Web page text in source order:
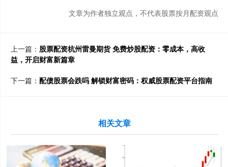
文章为作者独立观点，不代表股票按月配资观点
上一篇： 股票配资杭州雷曼期货 免费炒股配资：零成本，高收
益，开启财富新篇章
下一篇： 配债股票会跌吗 解锁财富密码：权威股票配资平台指南
相关文章